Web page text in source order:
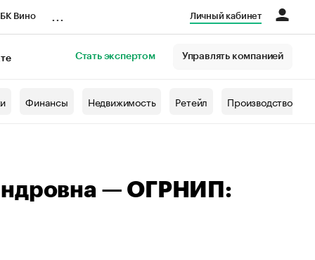
Вино Личный кабинет
Стать экспертом Управлять компанией
Финансы Недвижимость Ретейл Производство
— ОГРНИП: